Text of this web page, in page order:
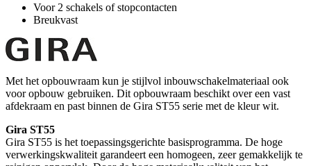
Voor 2 schakels of stopcontacten
Breukvast
Met het opbouwraam kun je stijlvol inbouwschakelmateriaal ook
voor opbouw gebruiken. Dit opbouwraam beschikt over een vast
afdekraam en past binnen de Gira ST55 serie met de kleur wit.
Gira ST55
Gira ST55 is het toepassingsgerichte basisprogramma. De hoge
verwerkingskwaliteit garandeert een homogeen, zeer gemakkelijk te